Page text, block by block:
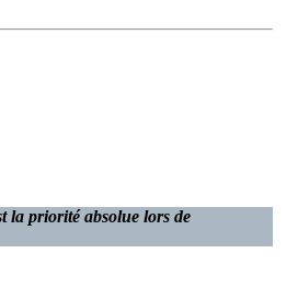
la priorité absolue lors de